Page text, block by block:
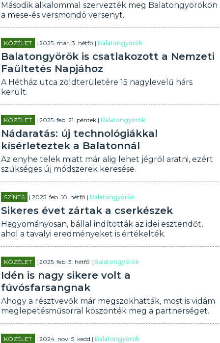
Második alkalommal szervezték meg Balatongyörökön
a mese-és versmondó versenyt.
KÖZÉLET | 2025. már. 3. hétfő |Balatongyörök
Balatongyörök is csatlakozott a Nemzeti
Faültetés Napjához
A Hétház utca zöldterületére 15 nagylevelű hárs
került.
KÖZÉLET | 2025. feb. 21. péntek |Balatongyörök
Nádaratás: új technológiákkal
kísérleteztek a Balatonnál
Az enyhe telek miatt már alig lehet jégről aratni, ezért
szükséges új módszerek keresése.
SZÍNES | 2025. feb. 10. hétfő |Balatongyörök
Sikeres évet zártak a cserkészek
Hagyományosan, bállal indították az idei esztendőt,
ahol a tavalyi eredményeket is értékelték.
KÖZÉLET | 2025. feb. 3. hétfő |Balatongyörök
Idén is nagy sikere volt a
fúvósfarsangnak
Ahogy a résztvevők már megszokhatták, most is vidám
meglepetésműsorral köszönték meg a partnerséget.
KÖZÉLET | 2024. nov. 5. kedd |Balatongyörök